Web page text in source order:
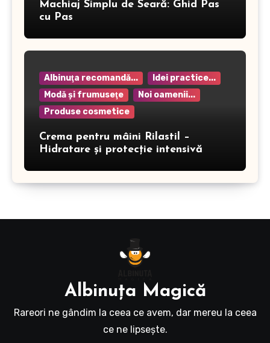
Machiaj Simplu de Seară: Ghid Pas
cu Pas
Albinuţa recomandă...
Idei practice...
Modă şi frumuseţe
Noi oamenii...
Produse cosmetice
Crema pentru mâini Rilastil –
Hidratare și protecție intensivă
Albinuţa Magică
Rareori ne gândim la ceea ce avem, dar mereu la ceea
ce ne lipseşte.